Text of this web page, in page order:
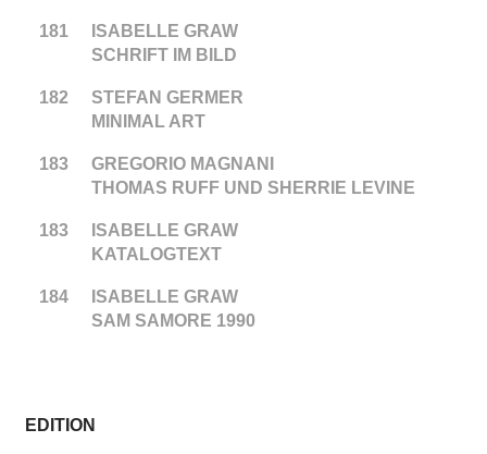
181
ISABELLE GRAW
SCHRIFT IM BILD
182
STEFAN GERMER
MINIMAL ART
183
GREGORIO MAGNANI
THOMAS RUFF UND SHERRIE LEVINE
183
ISABELLE GRAW
KATALOGTEXT
184
ISABELLE GRAW
SAM SAMORE 1990
EDITION